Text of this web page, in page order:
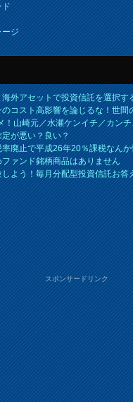
ド
ージ
外アセットで投資信託を選択す
コスト高影響を論じるな！世間
！山崎元／水瀬ケンイチ／カン
が悪い？良い？
廃止で平成26年20％課税なん
ァンド銘柄商品はありません
よう！毎月分配型投資信託お答
スポンサードリンク